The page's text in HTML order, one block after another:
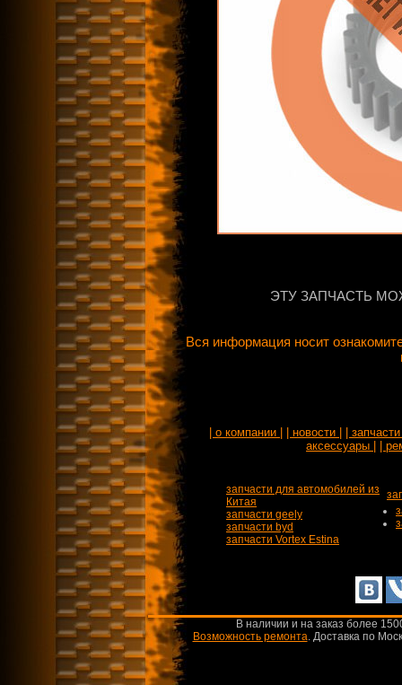
ЭТУ ЗАПЧАСТЬ
Вся информация носит
| о компании | | новости |
|
аксессуары |
|
запчасти для автомобилей из
Китая
запчасти geely
запчасти byd
запчасти Vortex Estina
В наличии и на заказ более
Возможность ремонта.Доставка по